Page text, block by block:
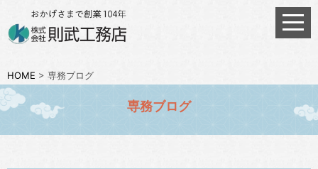
HOME > 専務ブログ
専務ブログ